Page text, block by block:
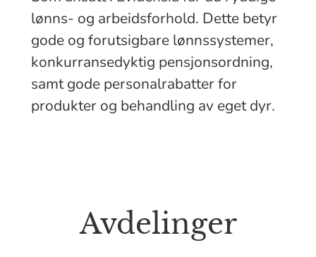
lønns- og arbeidsforhold. Dette betyr
gode og forutsigbare lønnssystemer,
konkurransedyktig pensjonsordning,
samt gode personalrabatter for
produkter og behandling av eget dyr.
Avdelinger
Evidensia Bærum Dyrehospital